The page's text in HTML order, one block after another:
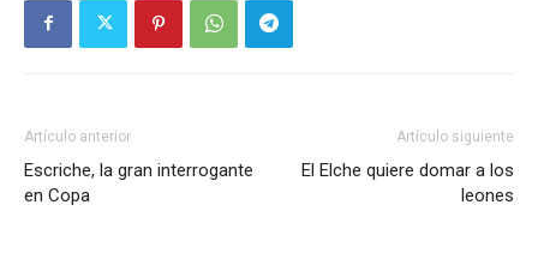
Artículo anterior
Escriche, la gran interrogante
en Copa
Artículo siguiente
El Elche quiere domar a los
leones